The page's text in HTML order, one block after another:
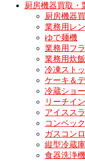
厨房機器買取・
厨房機器
業務用レ
ゆで麺機
業務用フ
業務用炊
冷凍スト
ケーキ＆
冷蔵ショ
リーチイン
アイスス
コンベック
ガスコン
縦型冷蔵
食器洗浄機